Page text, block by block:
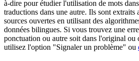
à-dire pour étudier l'utilisation de mots
traductions dans une autre. Ils sont extraits
sources ouvertes en utilisant des
données bilingues. Si vous trouvez une
ponctuation ou autre soit dans l'original ou
utilisez l'option "Signaler un problème" ou